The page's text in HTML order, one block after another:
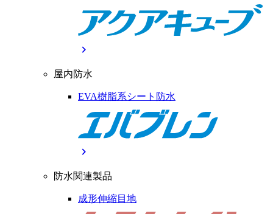
chevron_right
屋内防水
EVA樹脂系シート防水
chevron_right
防水関連製品
成形伸縮目地